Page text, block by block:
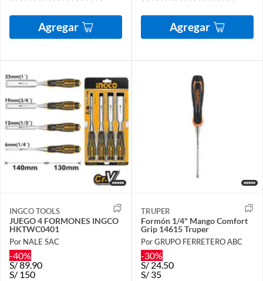
Agregar Agregar
INGCO TOOLS
JUEGO 4 FORMONES INGCO
HKTWC0401
Por NALE SAC
-40%
S/89.90
S/ 150
TRUPER
Formón 1/4" Mango Comfort
Grip 14615 Truper
Por GRUPO FERRETERO ABC
-30%
S/24.50
S/ 35